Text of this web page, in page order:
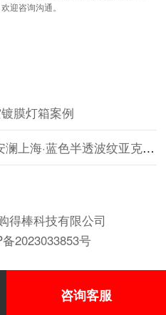
迎咨询沟通。
膜灯箱案例
·蓝色半透波纹亚克力热弯遮雨棚
得棒科技有限公司
2023033853号
咨询客服